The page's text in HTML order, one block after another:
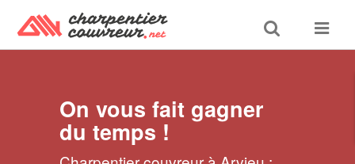
Toggle
search
Toggle
On vous fait gagner
du temps !